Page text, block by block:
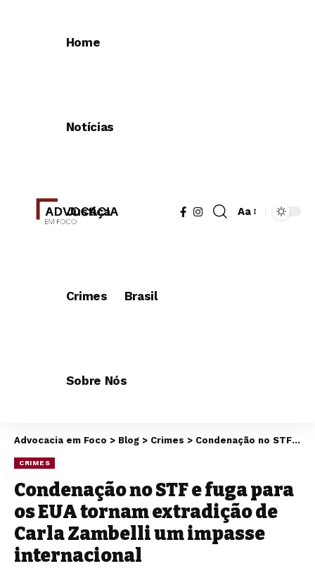
Home
Notícias
Justiça
Crimes Brasil
Sobre Nós
Aa
Advocacia em Foco > Blog > Crimes > Condenação no STF e fuga para os EUA tornam extradição de Carla Zambelli um impasse internacional
CRIMES
Condenação no STF e fuga para
os EUA tornam extradição de
Carla Zambelli um impasse
internacional